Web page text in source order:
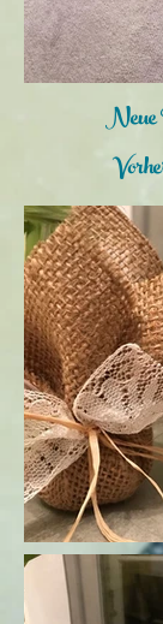
Neue